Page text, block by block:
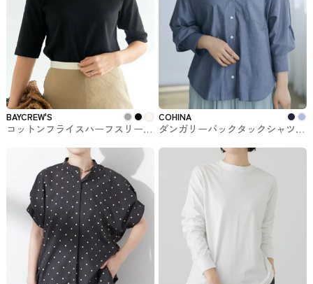
BAYCREW'S
コットンフライスハーフスリーブ
COHINA
ダンガリーバックタックシャツ